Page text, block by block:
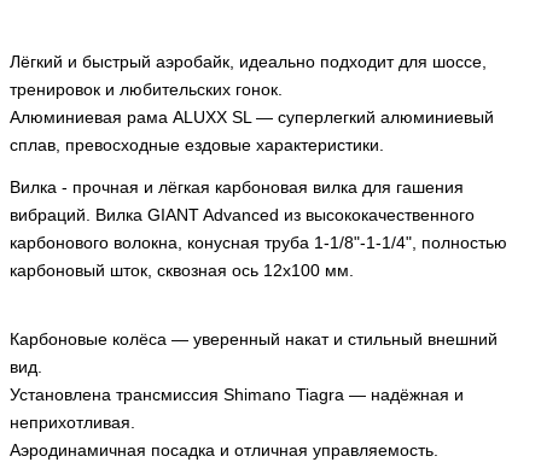
Лёгкий и быстрый аэробайк, идеально подходит для шоссе,
тренировок и любительских гонок.
Алюминиевая рама ALUXX SL — суперлегкий алюминиевый
сплав, превосходные ездовые характеристики.
Вилка - прочная и лёгкая карбоновая вилка для гашения
вибраций. Вилка GIANT Advanced из высококачественного
карбонового волокна, конусная труба 1-1/8"-1-1/4", полностью
карбоновый шток, сквозная ось 12x100 мм.
Карбоновые колёса — уверенный накат и стильный внешний
вид.
Установлена трансмиссия Shimano Tiagra — надёжная и
неприхотливая.
Аэродинамичная посадка и отличная управляемость.